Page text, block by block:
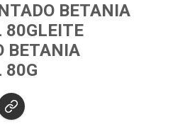
BETANIA
80GLEITE
BETANIA
80G